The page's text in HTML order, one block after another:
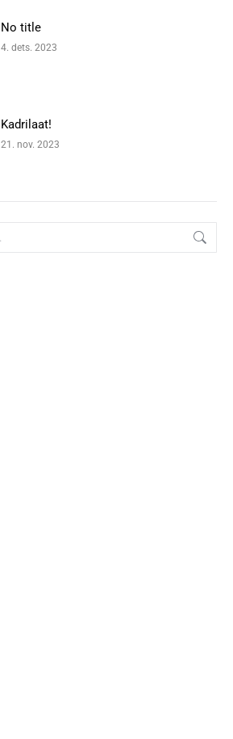
No title
4. dets. 2023
Kadrilaat!
21. nov. 2023